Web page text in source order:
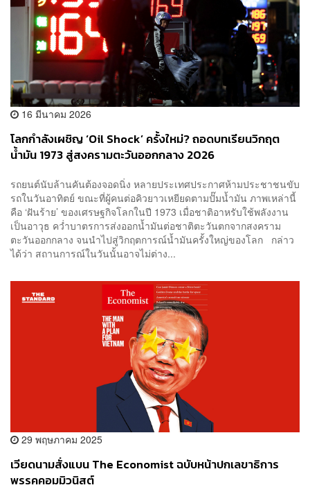
16 มีนาคม 2026
โลกกำลังเผชิญ ‘Oil Shock’ ครั้งใหม่? ถอดบทเรียนวิกฤต
น้ำมัน 1973 สู่สงครามตะวันออกกลาง 2026
รถยนต์นับล้านคันต้องจอดนิ่ง หลายประเทศประกาศห้ามประชาชนขับ
รถในวันอาทิตย์ ขณะที่ผู้คนต่อคิวยาวเหยียดตามปั๊มน้ำมัน ภาพเหล่านี้
คือ ‘ฝันร้าย’ ของเศรษฐกิจโลกในปี 1973 เมื่อชาติอาหรับใช้พลังงาน
เป็นอาวุธ คว่ำบาตรการส่งออกน้ำมันต่อชาติตะวันตกจากสงคราม
ตะวันออกกลาง จนนำไปสู่วิกฤตการณ์น้ำมันครั้งใหญ่ของโลก กล่าว
ได้ว่า สถานการณ์ในวันนั้นอาจไม่ต่าง...
29 พฤษภาคม 2025
เวียดนามสั่งแบน The Economist ฉบับหน้าปกเลขาธิการ
พรรคคอมมิวนิสต์